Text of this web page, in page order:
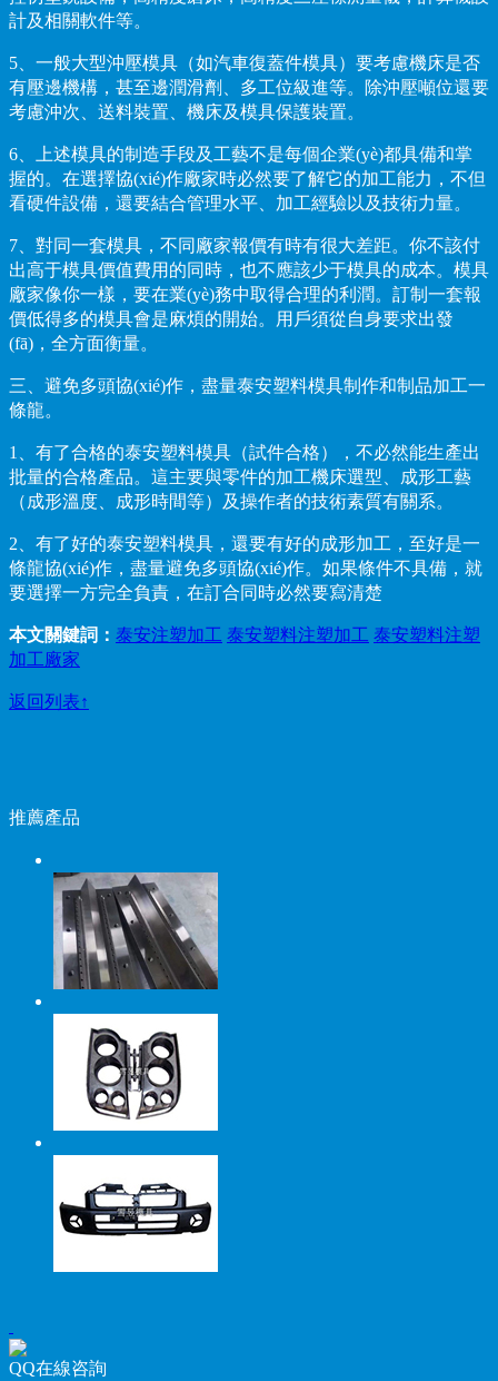
計及相關軟件等。
5、一般大型沖壓模具（如汽車復蓋件模具）要考慮機床是否
有壓邊機構，甚至邊潤滑劑、多工位級進等。除沖壓噸位還要
考慮沖次、送料裝置、機床及模具保護裝置。
6、上述模具的制造手段及工藝不是每個企業(yè)都具備和掌
握的。在選擇協(xié)作廠家時必然要了解它的加工能力，不但
看硬件設備，還要結合管理水平、加工經驗以及技術力量。
7、對同一套模具，不同廠家報價有時有很大差距。你不該付
出高于模具價值費用的同時，也不應該少于模具的成本。模具
廠家像你一樣，要在業(yè)務中取得合理的利潤。訂制一套報
價低得多的模具會是麻煩的開始。用戶須從自身要求出發
(fā)，全方面衡量。
三、避免多頭協(xié)作，盡量泰安塑料模具制作和制品加工一
條龍。
1、有了合格的泰安塑料模具（試件合格），不必然能生產出
批量的合格產品。這主要與零件的加工機床選型、成形工藝
（成形溫度、成形時間等）及操作者的技術素質有關系。
2、有了好的泰安塑料模具，還要有好的成形加工，至好是一
條龍協(xié)作，盡量避免多頭協(xié)作。如果條件不具備，就
要選擇一方完全負責，在訂合同時必然要寫清楚
本文關鍵詞： 泰安注塑加工 泰安塑料注塑加工 泰安塑料注塑
加工廠家
返回列表↑
推薦產品
QQ在線咨詢